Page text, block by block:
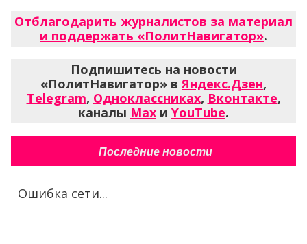
Отблагодарить журналистов за материал
и поддержать «ПолитНавигатор».
Подпишитесь на новости
«ПолитНавигатор» вЯндекс.Дзен,
Telegram, Одноклассниках, Вконтакте,
каналы Max и YouTube.
Последние новости
Ошибка сети...